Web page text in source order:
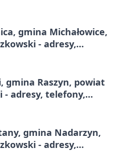
gmina Michałowice,
- adresy,
gmina Raszyn, powiat
- adresy, telefony,
gmina Nadarzyn,
- adresy,